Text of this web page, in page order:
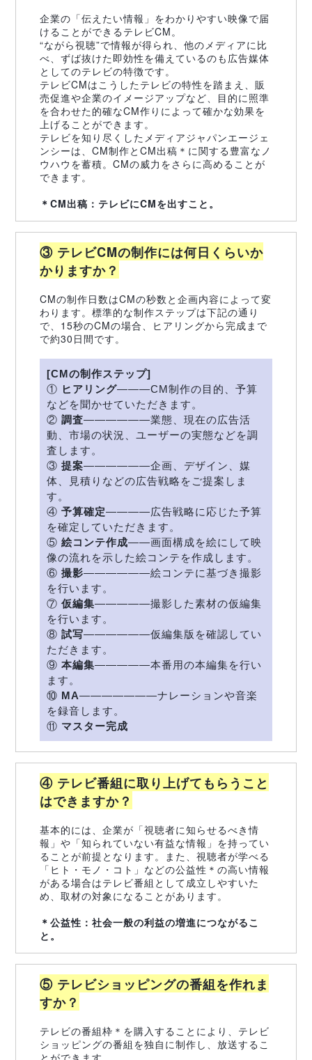
企業の「伝えたい情報」をわかりやすい映像で届
けることができるテレビCM。
“ながら視聴”で情報が得られ、他のメディアに比
べ、ずば抜けた即効性を備えているのも広告媒体
としてのテレビの特徴です。
テレビCMはこうしたテレビの特性を踏まえ、販
売促進や企業のイメージアップなど、目的に照準
を合わせた的確なCM作りによって確かな効果を
上げることができます。
テレビを知り尽くしたメディアジャパンエージェ
ンシーは、CM制作とCM出稿＊に関する豊富なノ
ウハウを蓄積。CMの威力をさらに高めることが
できます。
＊CM出稿：テレビにCMを出すこと。
③ テレビCMの制作には何日くらいか
かりますか？
CMの制作日数はCMの秒数と企画内容によって変
わります。標準的な制作ステップは下記の通り
で、15秒のCMの場合、ヒアリングから完成まで
で約30日間です。
[CMの制作ステップ]
① ヒアリング―――CM制作の目的、予算
などを聞かせていただきます。
② 調査――――――業態、現在の広告活
動、市場の状況、ユーザーの実態などを調
査します。
③ 提案――――――企画、デザイン、媒
体、見積りなどの広告戦略をご提案しま
す。
④ 予算確定――――広告戦略に応じた予算
を確定していただきます。
⑤ 絵コンテ作成――画面構成を絵にして映
像の流れを示した絵コンテを作成します。
⑥ 撮影――――――絵コンテに基づき撮影
を行います。
⑦ 仮編集―――――撮影した素材の仮編集
を行います。
⑧ 試写――――――仮編集版を確認してい
ただきます。
⑨ 本編集―――――本番用の本編集を行い
ます。
⑩ MA―――――――ナレーションや音楽
を録音します。
⑪ マスター完成
④ テレビ番組に取り上げてもらうこと
はできますか？
基本的には、企業が「視聴者に知らせるべき情
報」や「知られていない有益な情報」を持ってい
ることが前提となります。また、視聴者が学べる
「ヒト・モノ・コト」などの公益性＊の高い情報
がある場合はテレビ番組として成立しやすいた
め、取材の対象になることがあります。
＊公益性：社会一般の利益の増進につながるこ
と。
⑤ テレビショッピングの番組を作れま
すか？
テレビの番組枠＊を購入することにより、テレビ
ショッピングの番組を独自に制作し、放送するこ